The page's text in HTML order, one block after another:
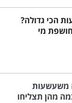
הכי גדולה?
מי
משעשעות
מהן תצליחו